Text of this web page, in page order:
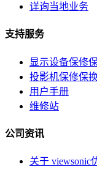
详询当地业务
支持服务
显示设备保修
投影机保修保
用户手册
维修站
公司资讯
关于 viewsonic